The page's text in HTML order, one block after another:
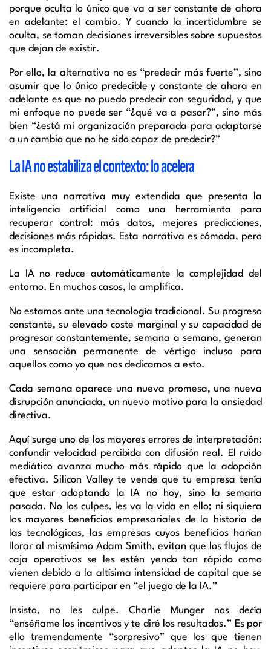
porque oculta lo único que va a ser constante de ahora
en adelante: el cambio. Y cuando la incertidumbre se
oculta, se toman decisiones irreversibles sobre supuestos
que dejan de existir.
Por ello, la alternativa no es “predecir más fuerte”, sino
asumir que lo único predecible y constante de ahora en
adelante es que no puedo predecir con seguridad, y que
mi enfoque no puede ser “¿qué va a pasar?”, sino más
bien “¿está mi organización preparada para adaptarse
a un cambio que no he sido capaz de predecir?”
La IA no estabiliza el contexto: lo acelera
Existe una narrativa muy extendida que presenta la
inteligencia artificial como una herramienta para
recuperar control: más datos, mejores predicciones,
decisiones más rápidas. Esta narrativa es cómoda, pero
es incompleta.
La IA no reduce automáticamente la complejidad del
entorno. En muchos casos, la amplifica.
No estamos ante una tecnología tradicional. Su progreso
constante, su elevado coste marginal y su capacidad de
progresar constantemente, semana a semana, generan
una sensación permanente de vértigo incluso para
aquellos como yo que nos dedicamos a esto.
Cada semana aparece una nueva promesa, una nueva
disrupción anunciada, un nuevo motivo para la ansiedad
directiva.
Aquí surge uno de los mayores errores de interpretación:
confundir velocidad percibida con difusión real. El ruido
mediático avanza mucho más rápido que la adopción
efectiva. Silicon Valley te vende que tu empresa tenía
que estar adoptando la IA no hoy, sino la semana
pasada. No los culpes, les va la vida en ello; ni siquiera
los mayores beneficios empresariales de la historia de
las tecnológicas, las empresas cuyos beneficios harían
llorar al mismísimo Adam Smith, evitan que los flujos de
caja operativos se les estén yendo tan rápido como
vienen debido a la altísima intensidad de capital que se
requiere para participar en “el juego de la IA.”
Insisto, no les culpe. Charlie Munger nos decía
“enséñame los incentivos y te diré los resultados.” Es por
ello tremendamente “sorpresivo” que los que tienen